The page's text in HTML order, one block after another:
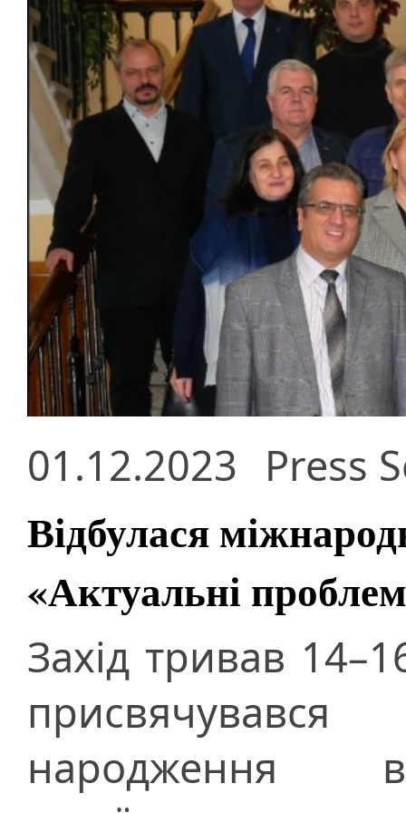
01.12.2023 Press
Відбулася
«Актуальні
Захід тривав
народження